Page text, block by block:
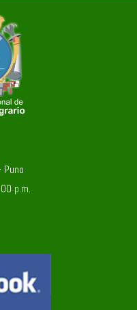
p.m.